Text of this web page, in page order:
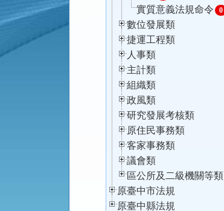
實質意義法規命令 0
數位發展類
捷運工程類
人事類
主計類
組織類
政風類
研究發展考核類
原住民事務類
客家事務類
議會類
區公所及二級機關等類
原臺中市法規
原臺中縣法規